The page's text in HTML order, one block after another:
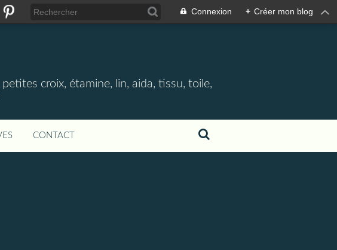
Connexion + Créer mon blog
croix, étamine, lin, aida, tissu, toile,
CONTACT